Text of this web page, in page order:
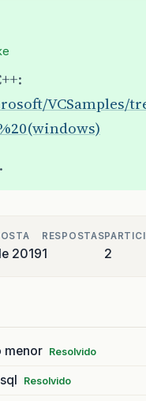
VCSamples/
2019
RESPOSTAS
1 2
menor Resolvido
Resolvido